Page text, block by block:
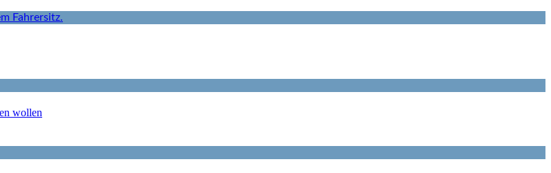
wollen